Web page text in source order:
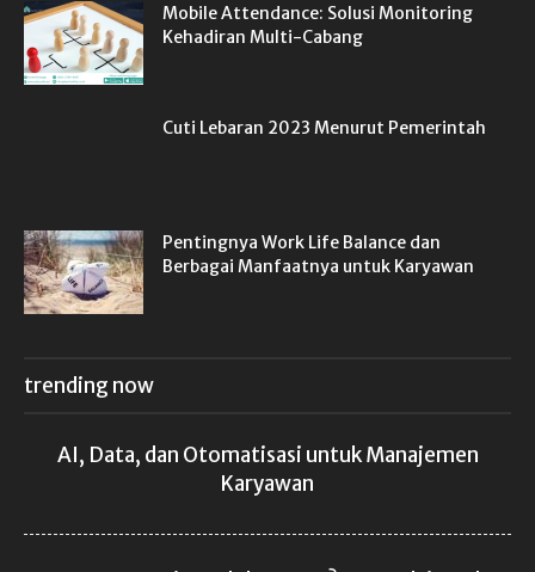
Mobile Attendance: Solusi Monitoring
Kehadiran Multi-Cabang
Cuti Lebaran 2023 Menurut Pemerintah
Pentingnya Work Life Balance dan
Berbagai Manfaatnya untuk Karyawan
trending now
AI, Data, dan Otomatisasi untuk Manajemen
Karyawan